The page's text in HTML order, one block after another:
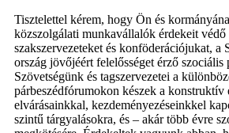
Tisztelettel kérem, hogy Ön és
közszolgálati munkavállalók érdekeit védő
szakszervezeteket és konföderációjukat, a
ország jövőjéért felelősséget érző szociális
Szövetségünk és tagszervezetei a
párbeszédfórumokon készek a konstruktív
elvárásainkkal, kezdeményezéseinkkel
szintű tárgyalásokra, és – akár több évre